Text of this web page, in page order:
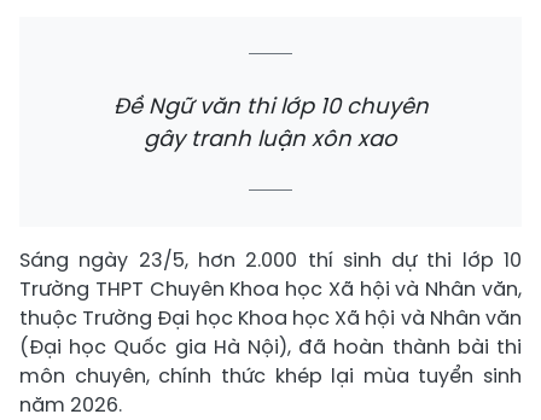
Đề Ngữ văn thi lớp 10 chuyên
gây tranh luận xôn xao
Sáng ngày 23/5, hơn 2.000 thí sinh dự thi lớp 10
Trường THPT Chuyên Khoa học Xã hội và Nhân văn,
thuộc Trường Đại học Khoa học Xã hội và Nhân văn
(Đại học Quốc gia Hà Nội), đã hoàn thành bài thi
môn chuyên, chính thức khép lại mùa tuyển sinh
năm 2026.